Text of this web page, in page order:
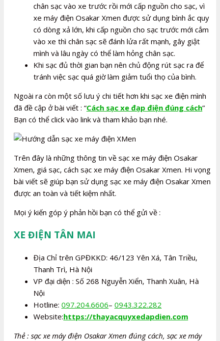
chân sạc vào xe trước rồi mới cấp nguồn cho sạc, vì
xe máy điện Osakar Xmen được sử dụng bình ắc quy
có dòng xả lớn, khi cấp nguồn cho sạc trước mới cắm
vào xe thì chân sạc sẽ đánh lửa rất mạnh, gây giật
mình và lâu ngày có thể làm hỏng chân sạc.
Khi sạc đủ thời gian bạn nên chủ động rút sạc ra để
tránh việc sạc quá giờ làm giảm tuổi thọ của bình.
Ngoài ra còn một số lưu ý chi tiết hơn khi sạc xe điện mình
đã đề cập ở bài viết : “Cách sạc xe đạp điện đúng cách”
Bạn có thể click vào link và tham khảo bạn nhé.
Trên đây là những thông tin về sạc xe máy điện Osakar
Xmen, giá sạc, cách sạc xe máy điện Osakar Xmen. Hi vọng
bài viết sẽ giúp bạn sử dụng sạc xe máy điện Osakar Xmen
được an toàn và tiết kiệm nhất.
Mọi ý kiến góp ý phản hồi bạn có thể gửi về :
XE ĐIỆN TÂN MAI
Địa Chỉ trên GPĐKKD: 46/123 Yên Xá, Tân Triều,
Thanh Trì, Hà Nội
VP đại diện : Số 268 Nguyễn Xiển, Thanh Xuân, Hà
Nội
Hotline: 097.204.6606– 0943.322.282
Website:https://thayacquyxedapdien.com
Thẻ : sạc xe máy điện Osakar Xmen đúng cách, sạc xe máy